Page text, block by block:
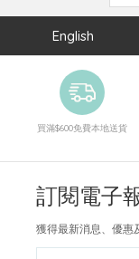
English
買滿$600免費本地送貨
訂閱電子
獲得最新消息、優惠